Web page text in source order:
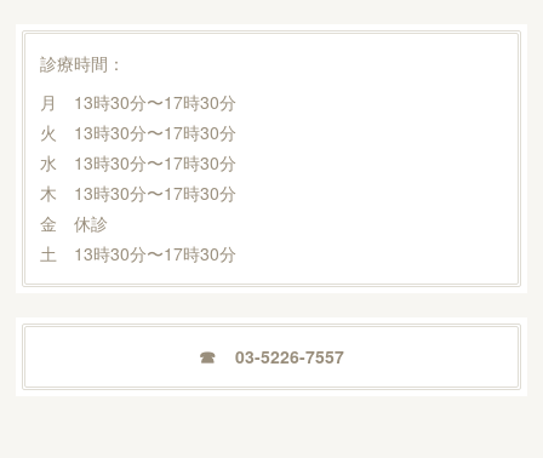
診療時間：
月 13時30分〜17時30分
火 13時30分〜17時30分
水 13時30分〜17時30分
木 13時30分〜17時30分
金 休診
土 13時30分〜17時30分
☎︎ 03-5226-7557